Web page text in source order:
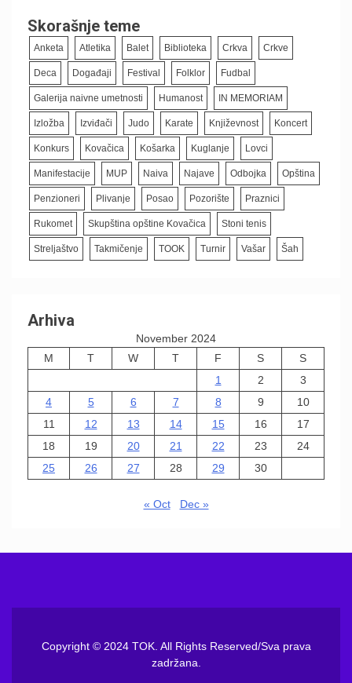
Skorašnje teme
Anketa Atletika Balet Biblioteka Crkva Crkve
Deca Događaji Festival Folklor Fudbal
Galerija naivne umetnosti Humanost IN MEMORIAM
Izložba Izviđači Judo Karate Književnost Koncert
Konkurs Kovačica Košarka Kuglanje Lovci
Manifestacije MUP Naiva Najave Odbojka Opština
Penzioneri Plivanje Posao Pozorište Praznici
Rukomet Skupština opštine Kovačica Stoni tenis
Streljaštvo Takmičenje TOOK Turnir Vašar Šah
Arhiva
November 2024
M
T W T F S
S
1
2
3
4
5 6 7 8 9
10
11
12 13 14 15 16
17
18
19 20 21 22 23
24
25
26 27 28 29 30
« Oct Dec »
Copyright © 2024 TOK. All Rights Reserved/Sva prava
zadržana.